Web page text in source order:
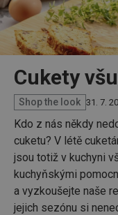
Cukety
Shop the look 31. 7.
Kdo z nás někdy
cuketu? V létě
jsou totiž v kuchyni
kuchyňskými
a vyzkoušejte naše
jejich sezónu si